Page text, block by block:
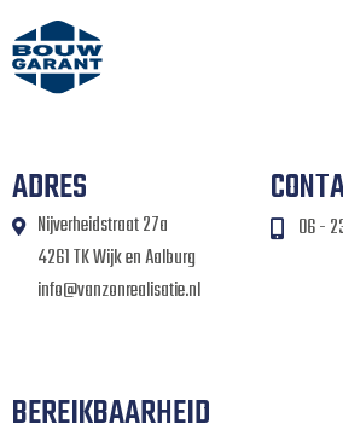
ADRES
Nijverheidstraat 27a
4261 TK Wijk en Aalburg
info@vanzonrealisatie.nl
06 -
BEREIKBAARHEID